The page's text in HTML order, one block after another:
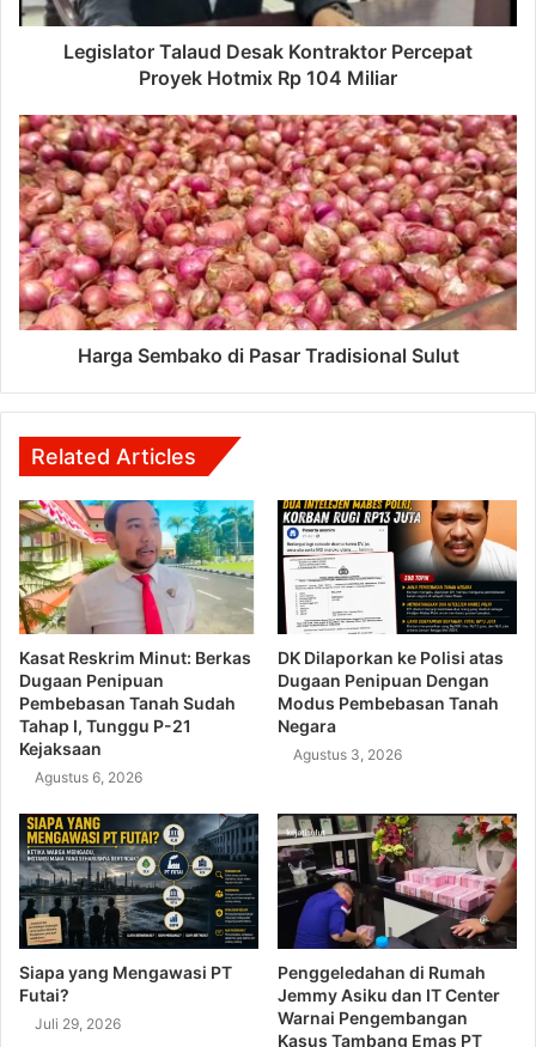
Legislator Talaud Desak Kontraktor Percepat
Proyek Hotmix Rp 104 Miliar
Harga Sembako di Pasar Tradisional Sulut
Related Articles
Kasat Reskrim Minut: Berkas
Dugaan Penipuan
Pembebasan Tanah Sudah
Tahap I, Tunggu P-21
Kejaksaan
Agustus 6, 2026
DK Dilaporkan ke Polisi atas
Dugaan Penipuan Dengan
Modus Pembebasan Tanah
Negara
Agustus 3, 2026
Siapa yang Mengawasi PT
Futai?
Juli 29, 2026
Penggeledahan di Rumah
Jemmy Asiku dan IT Center
Warnai Pengembangan
Kasus Tambang Emas PT